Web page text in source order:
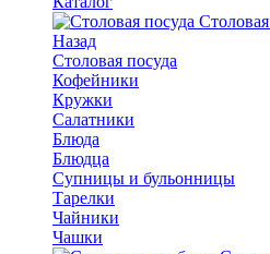
Назад
Столовая посуда
Кофейники
Кружки
Салатники
Блюда
Блюдца
Супницы и бульонницы
Тарелки
Чайники
Чашки